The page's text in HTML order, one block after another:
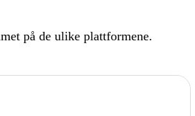
på de ulike plattformene.